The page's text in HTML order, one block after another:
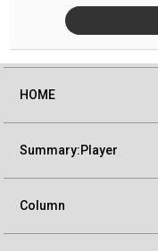
HOME
Summary:Player
Column